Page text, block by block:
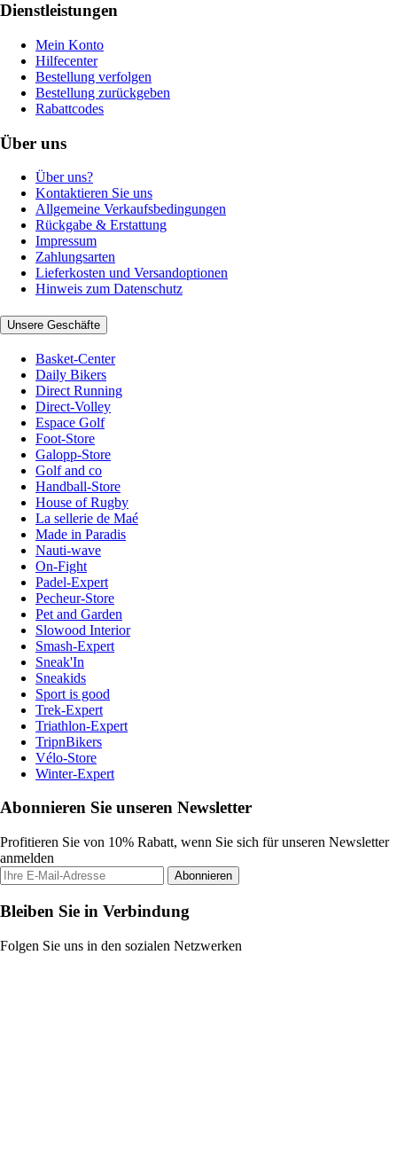
Dienstleistungen
Mein Konto
Hilfecenter
Bestellung verfolgen
Bestellung zurückgeben
Rabattcodes
Über uns
Über uns?
Kontaktieren Sie uns
Allgemeine Verkaufsbedingungen
Rückgabe & Erstattung
Impressum
Zahlungsarten
Lieferkosten und Versandoptionen
Hinweis zum Datenschutz
Unsere Geschäfte
Basket-Center
Daily Bikers
Direct Running
Direct-Volley
Espace Golf
Foot-Store
Galopp-Store
Golf and co
Handball-Store
House of Rugby
La sellerie de Maé
Made in Paradis
Nauti-wave
On-Fight
Padel-Expert
Pecheur-Store
Pet and Garden
Slowood Interior
Smash-Expert
Sneak'In
Sneakids
Sport is good
Trek-Expert
Triathlon-Expert
TripnBikers
Vélo-Store
Winter-Expert
Abonnieren Sie unseren Newsletter
Profitieren Sie von 10% Rabatt, wenn Sie sich für unseren Newsletter
anmelden
Abonnieren
Bleiben Sie in Verbindung
Folgen Sie uns in den sozialen Netzwerken